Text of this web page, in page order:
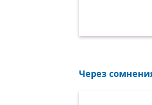
Через